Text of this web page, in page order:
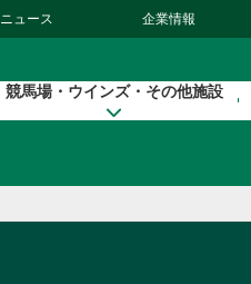
ニュース 企業情報
競馬場・ウインズ・その他施設